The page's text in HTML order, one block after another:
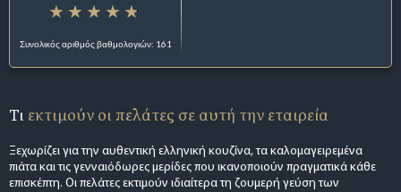
Συνολικός αριθμός βαθμολογιών: 161
Τι εκτιμούν οι πελάτες σε αυτή την εταιρεία
Ξεχωρίζει για την αυθεντική ελληνική κουζίνα, τα καλομαγειρεμένα
πιάτα και τις γενναιόδωρες μερίδες που ικανοποιούν πραγματικά κάθε
επισκέπτη. Οι πελάτες εκτιμούν ιδιαίτερα τη ζουμερή γεύση των